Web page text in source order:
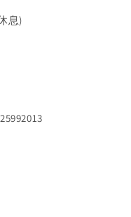
息)